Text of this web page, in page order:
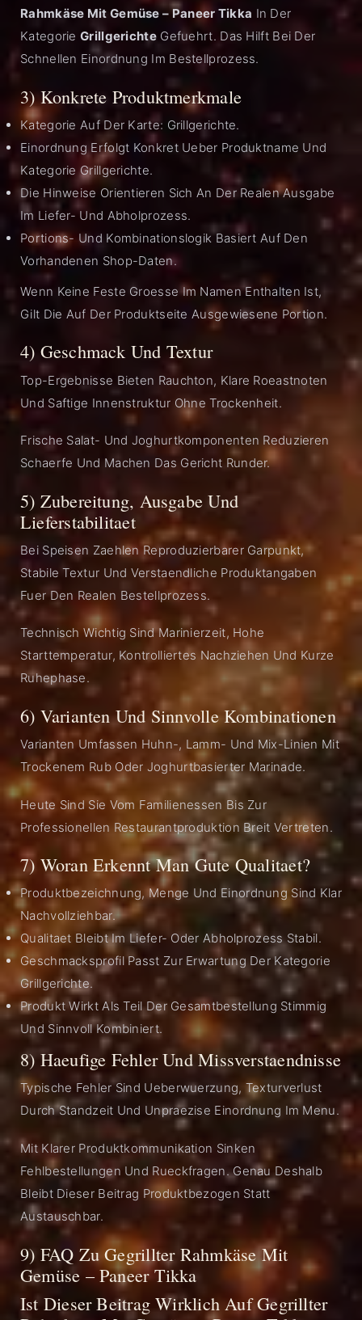
Rahmkäse Mit Gemüse – Paneer Tikka In Der
Kategorie GrillgerichteGefuehrt. Das Hilft Bei Der
Schnellen Einordnung Im Bestellprozess.
3) Konkrete Produktmerkmale
Kategorie Auf Der Karte: Grillgerichte.
Einordnung Erfolgt Konkret Ueber Produktname Und
Kategorie Grillgerichte.
Die Hinweise Orientieren Sich An Der Realen Ausgabe
Im Liefer- Und Abholprozess.
Portions- Und Kombinationslogik Basiert Auf Den
Vorhandenen Shop-Daten.
Wenn Keine Feste Groesse Im Namen Enthalten Ist,
Gilt Die Auf Der Produktseite Ausgewiesene Portion.
4) Geschmack Und Textur
Top-Ergebnisse Bieten Rauchton, Klare Roeastnoten
Und Saftige Innenstruktur Ohne Trockenheit.
Frische Salat- Und Joghurtkomponenten Reduzieren
Schaerfe Und Machen Das Gericht Runder.
5) Zubereitung, Ausgabe Und
Lieferstabilitaet
Bei Speisen Zaehlen Reproduzierbarer Garpunkt,
Stabile Textur Und Verstaendliche Produktangaben
Fuer Den Realen Bestellprozess.
Technisch Wichtig Sind Marinierzeit, Hohe
Starttemperatur, Kontrolliertes Nachziehen Und Kurze
Ruhephase.
6) Varianten Und Sinnvolle Kombinationen
Varianten Umfassen Huhn-, Lamm- Und Mix-Linien Mit
Trockenem Rub Oder Joghurtbasierter Marinade.
Heute Sind Sie Vom Familienessen Bis Zur
Professionellen Restaurantproduktion Breit Vertreten.
7) Woran Erkennt Man Gute Qualitaet?
Produktbezeichnung, Menge Und Einordnung Sind Klar
Nachvollziehbar.
Qualitaet Bleibt Im Liefer- Oder Abholprozess Stabil.
Geschmacksprofil Passt Zur Erwartung Der Kategorie
Grillgerichte.
Produkt Wirkt Als Teil Der Gesamtbestellung Stimmig
Und Sinnvoll Kombiniert.
8) Haeufige Fehler Und Missverstaendnisse
Typische Fehler Sind Ueberwuerzung, Texturverlust
Durch Standzeit Und Unpraezise Einordnung Im Menu.
Mit Klarer Produktkommunikation Sinken
Fehlbestellungen Und Rueckfragen. Genau Deshalb
Bleibt Dieser Beitrag Produktbezogen Statt
Austauschbar.
9) FAQ Zu Gegrillter Rahmkäse Mit
Gemüse – Paneer Tikka
Ist Dieser Beitrag Wirklich Auf Gegrillter